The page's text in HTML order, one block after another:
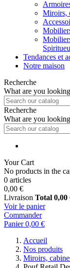
Miroirs,
Tendances et
Notre maison
Recherche
What are you
Recherche
What are you
Your Cart
No products in the
0 articles
0,00 €
Livraison Total 0,00
Voir le panier
Commander
Panier 0,00 €
Accueil
Nos produits
Miroirs,